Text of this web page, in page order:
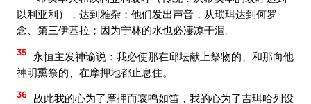
以利亚利），达到雅杂；他们发出声音，从琐珥达到何罗
念、第三伊基拉；因为宁林的水也必凄凉干涸。
35
永恒主发神谕说：我必使那在邱坛献上祭物的、和那向他
神明熏祭的、在摩押地都止息住。
36 故此我的心为了摩押而哀鸣如笛，我的心为了吉珥哈列设